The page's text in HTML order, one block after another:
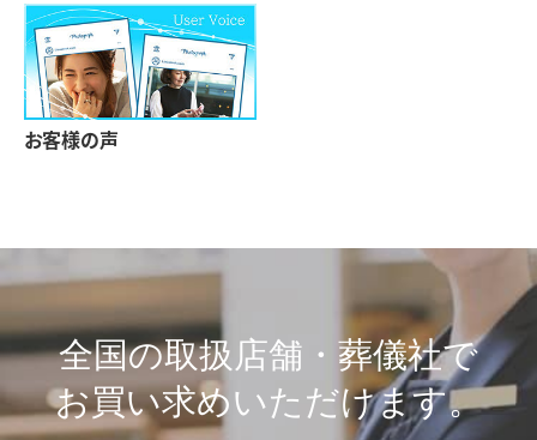
お客様の声
全国の取扱店舗・葬儀社で
お買い求めいただけます。